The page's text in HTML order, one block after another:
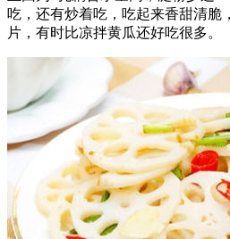
吃，还有炒着吃，吃起来香甜清脆
片，有时比凉拌黄瓜还好吃很多。